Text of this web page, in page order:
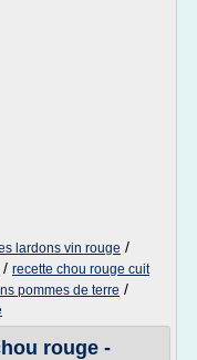
lardons vin rouge /
/ recette chou rouge cuit
pommes de terre /
rouge -